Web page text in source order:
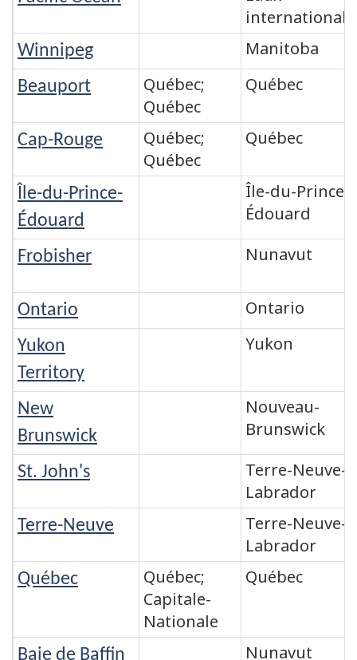
Winnipeg Manitoba
Beauport
Québec;
Québec
Québec
Cap-Rouge
Québec;
Québec
Québec
Île-du-Prince-
Édouard
Île-du-Prince-
Édouard
Frobisher Nunavut
Ontario Ontario
Yukon
Territory
Yukon
New
Brunswick
Nouveau-
Brunswick
St. John's
Terre-Neuve-
Labrador
Terre-Neuve
Terre-Neuve-
Labrador
Québec
Québec;
Capitale-
Nationale
Québec
Baie de Baffin Nunavut